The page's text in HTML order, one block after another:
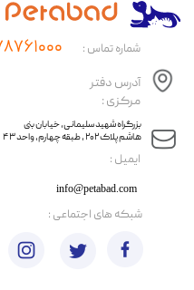
​ایمیل :
آدرس دفتر
مرکزی :
info@petabad.com
​​بزرگراه شهید سلیمانی، خیابان بنی
هاشم پلاک ۲۰۲ ، طبقه چهارم، واحد ۴۳
شماره تماس : ۰۲۱-
​شبکه های اجتماعی :